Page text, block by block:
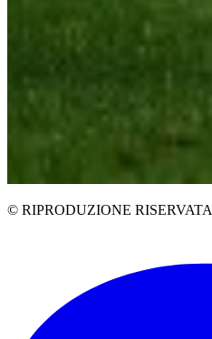
© RIPRODUZIONE RISERVATA